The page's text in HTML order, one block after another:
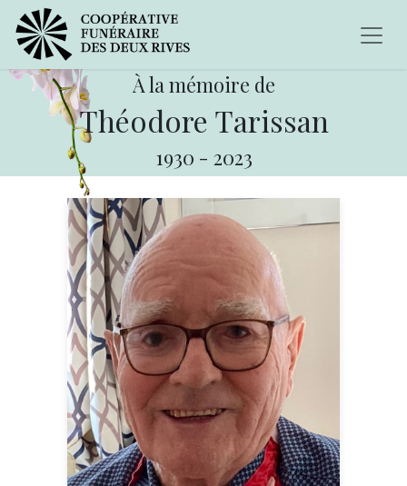
À la mémoire de
Théodore Tarissan
1930 - 2023